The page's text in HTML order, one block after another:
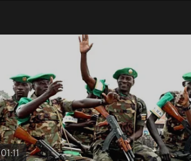
01:11